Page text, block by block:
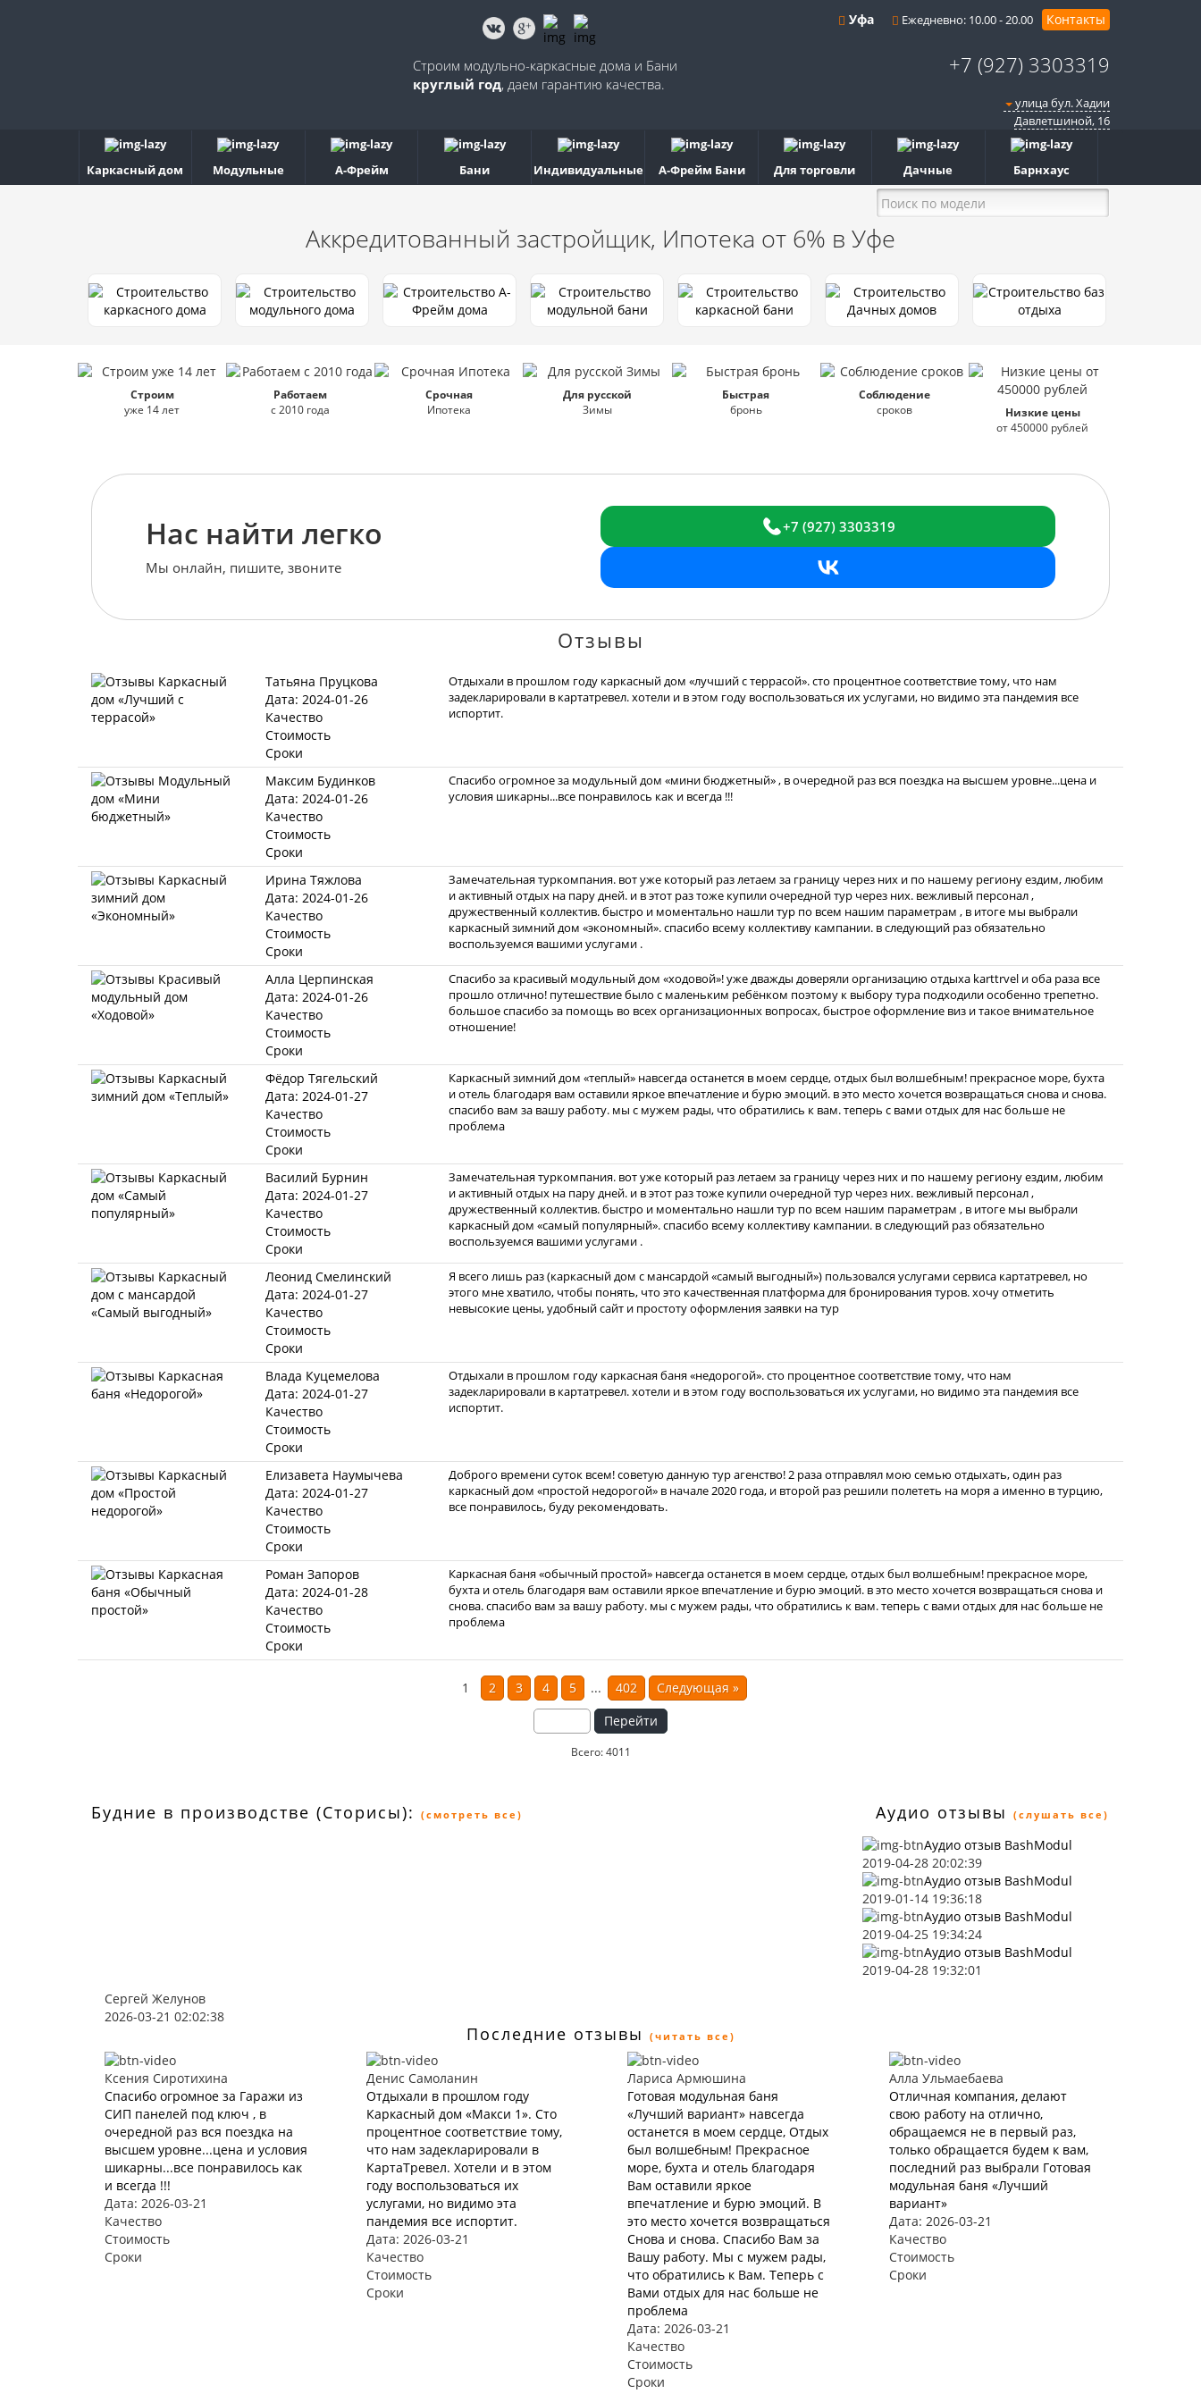
Уфа Ежедневно: 10.00 - 20.00 Контакты
Строим модульно-каркасные дома и Бани
круглый год, даем гарантию качества.
+7 (927) 3303319
улица бул. Хадии
Давлетшиной, 16
Каркасный дом Модульные А-Фрейм Бани Индивидуальные А-Фрейм Бани Для торговли Дачные Барнхаус
Аккредитованный застройщик, Ипотека от 6% в Уфе
Строим
уже 14 лет
Работаем
с 2010 года
Срочная
Ипотека
Для русской
Зимы
Быстрая
бронь
Соблюдение
сроков
Низкие цены
от 450000 рублей
Нас найти легко
Мы онлайн, пишите, звоните
+7 (927) 3303319
Отзывы
Татьяна Пруцкова
Дата: 2024-01-26
Качество
Стоимость
Сроки
Отдыхали в прошлом году каркасный дом «лучший с террасой». сто процентное соответствие тому, что нам
задекларировали в картатревел. хотели и в этом году воспользоваться их услугами, но видимо эта пандемия все
испортит.
Максим Будинков
Дата: 2024-01-26
Качество
Стоимость
Сроки
Спасибо огромное за модульный дом «мини бюджетный» , в очередной раз вся поездка на высшем уровне...цена и
условия шикарны...все понравилось как и всегда !!!
Ирина Тяжлова
Дата: 2024-01-26
Качество
Стоимость
Сроки
Замечательная туркомпания. вот уже который раз летаем за границу через них и по нашему региону ездим, любим
и активный отдых на пару дней. и в этот раз тоже купили очередной тур через них. вежливый персонал ,
дружественный коллектив. быстро и моментально нашли тур по всем нашим параметрам , в итоге мы выбрали
каркасный зимний дом «экономный». спасибо всему коллективу кампании. в следующий раз обязательно
воспользуемся вашими услугами .
Алла Церпинская
Дата: 2024-01-26
Качество
Стоимость
Сроки
Спасибо за красивый модульный дом «ходовой»! уже дважды доверяли организацию отдыха karttrvel и оба раза все
прошло отлично! путешествие было с маленьким ребёнком поэтому к выбору тура подходили особенно трепетно.
большое спасибо за помощь во всех организационных вопросах, быстрое оформление виз и такое внимательное
отношение!
Фёдор Тягельский
Дата: 2024-01-27
Качество
Стоимость
Сроки
Каркасный зимний дом «теплый» навсегда останется в моем сердце, отдых был волшебным! прекрасное море, бухта
и отель благодаря вам оставили яркое впечатление и бурю эмоций. в это место хочется возвращаться снова и снова.
спасибо вам за вашу работу. мы с мужем рады, что обратились к вам. теперь с вами отдых для нас больше не
проблема
Василий Бурнин
Дата: 2024-01-27
Качество
Стоимость
Сроки
Замечательная туркомпания. вот уже который раз летаем за границу через них и по нашему региону ездим, любим
и активный отдых на пару дней. и в этот раз тоже купили очередной тур через них. вежливый персонал ,
дружественный коллектив. быстро и моментально нашли тур по всем нашим параметрам , в итоге мы выбрали
каркасный дом «самый популярный». спасибо всему коллективу кампании. в следующий раз обязательно
воспользуемся вашими услугами .
Леонид Смелинский
Дата: 2024-01-27
Качество
Стоимость
Сроки
Я всего лишь раз (каркасный дом с мансардой «самый выгодный») пользовался услугами сервиса картатревел, но
этого мне хватило, чтобы понять, что это качественная платформа для бронирования туров. хочу отметить
невысокие цены, удобный сайт и простоту оформления заявки на тур
Влада Куцемелова
Дата: 2024-01-27
Качество
Стоимость
Сроки
Отдыхали в прошлом году каркасная баня «недорогой». сто процентное соответствие тому, что нам
задекларировали в картатревел. хотели и в этом году воспользоваться их услугами, но видимо эта пандемия все
испортит.
Елизавета Наумычева
Дата: 2024-01-27
Качество
Стоимость
Сроки
Доброго времени суток всем! советую данную тур агенство! 2 раза отправлял мою семью отдыхать, один раз
каркасный дом «простой недорогой» в начале 2020 года, и второй раз решили полететь на моря а именно в турцию,
все понравилось, буду рекомендовать.
Роман Запоров
Дата: 2024-01-28
Качество
Стоимость
Сроки
Каркасная баня «обычный простой» навсегда останется в моем сердце, отдых был волшебным! прекрасное море,
бухта и отель благодаря вам оставили яркое впечатление и бурю эмоций. в это место хочется возвращаться снова и
снова. спасибо вам за вашу работу. мы с мужем рады, что обратились к вам. теперь с вами отдых для нас больше не
проблема
1 2 3 4 5 ... 402 Следующая »
Перейти
Всего: 4011
Будние в производстве (Сторисы): (смотреть все) Аудио отзывы (слушать все)
Сергей Желунов
2026-03-21 02:02:38
Аудио отзыв BashModul
2019-04-28 20:02:39
Аудио отзыв BashModul
2019-01-14 19:36:18
Аудио отзыв BashModul
2019-04-25 19:34:24
Аудио отзыв BashModul
2019-04-28 19:32:01
Последние отзывы (читать все)
Ксения Сиротихина
Спасибо огромное за Гаражи из
СИП панелей под ключ , в
очередной раз вся поездка на
высшем уровне...цена и условия
шикарны...все понравилось как
и всегда !!!
Дата: 2026-03-21
Качество
Стоимость
Сроки
Денис Самоланин
Отдыхали в прошлом году
Каркасный дом «Макси 1». Сто
процентное соответствие тому,
что нам задекларировали в
КартаТревел. Хотели и в этом
году воспользоваться их
услугами, но видимо эта
пандемия все испортит.
Дата: 2026-03-21
Качество
Стоимость
Сроки
Лариса Армюшина
Готовая модульная баня
«Лучший вариант» навсегда
останется в моем сердце, Отдых
был волшебным! Прекрасное
море, бухта и отель благодаря
Вам оставили яркое
впечатление и бурю эмоций. В
это место хочется возвращаться
Снова и снова. Спасибо Вам за
Вашу работу. Мы с мужем рады,
что обратились к Вам. Теперь с
Вами отдых для нас больше не
проблема
Дата: 2026-03-21
Качество
Стоимость
Сроки
Алла Ульмаебаева
Отличная компания, делают
свою работу на отлично,
обращаемся не в первый раз,
только обращается будем к вам,
последний раз выбрали Готовая
модульная баня «Лучший
вариант»
Дата: 2026-03-21
Качество
Стоимость
Сроки